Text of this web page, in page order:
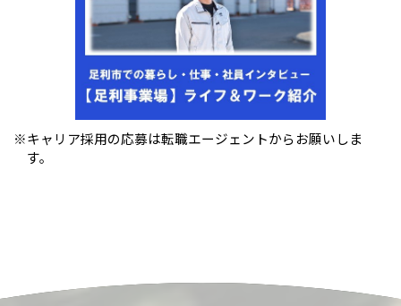
※キャリア採用の応募は転職エージェントからお願いしま
す。